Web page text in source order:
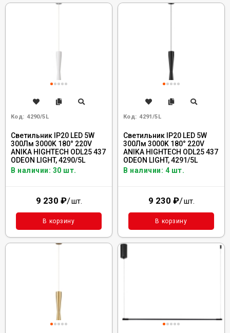
Код: 4290/5L
Светильник IP20 LED 5W
300Лм 3000K 180° 220V
ANIKA HIGHTECH ODL25 437
ODEON LIGHT, 4290/5L
В наличии: 30 шт.
9 230 ₽/шт.
В корзину
Код: 4291/5L
Светильник IP20 LED 5W
300Лм 3000K 180° 220V
ANIKA HIGHTECH ODL25 437
ODEON LIGHT, 4291/5L
В наличии: 4 шт.
9 230 ₽/шт.
В корзину